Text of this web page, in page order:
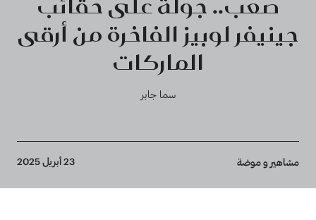
جينيفر لوبيز الفاخرة من أرقى
الماركات
سما جابر
Breadcrumb
مشاهير و موضة 23 أبريل 2025